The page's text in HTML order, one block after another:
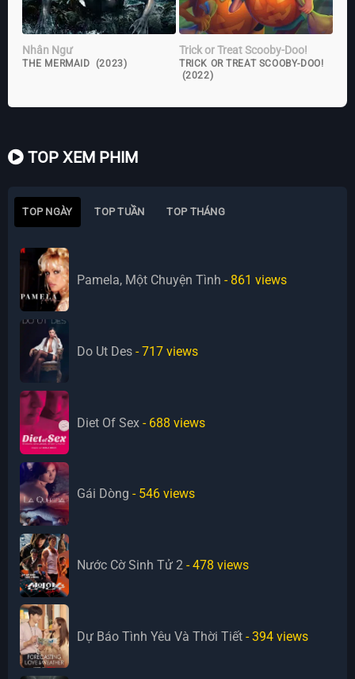
Nhân Ngư
THE MERMAID (2023)
Trick or Treat Scooby-Doo!
TRICK OR TREAT SCOOBY-DOO!
(2022)
TOP XEM PHIM
TOP NGÀY TOP TUẦN TOP THÁNG
Pamela, Một Chuyện Tình - 861 views
Do Ut Des - 717 views
Diet Of Sex - 688 views
Gái Dòng - 546 views
Nước Cờ Sinh Tử 2 - 478 views
Dự Báo Tình Yêu Và Thời Tiết - 394 views